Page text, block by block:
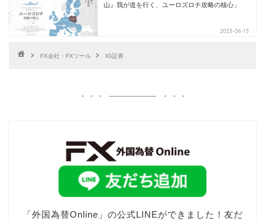
山』我が道を行く、ユーロズロチ攻略の核心」
2023-06-13
FX会社・FXツール IG証券
「外国為替Online」の公式LINEができました！友だ